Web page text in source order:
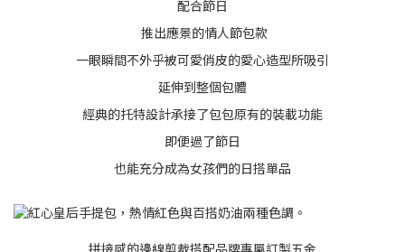
配合節日
推出應景的情人節包款
一眼瞬間不外乎被可愛俏皮的愛心造型所吸引
延伸到整個包體
經典的托特設計承接了包包原有的裝載功能
即便過了節日
也能充分成為女孩們的日搭單品
拼接感的邊線剪裁搭配品牌專屬訂製五金